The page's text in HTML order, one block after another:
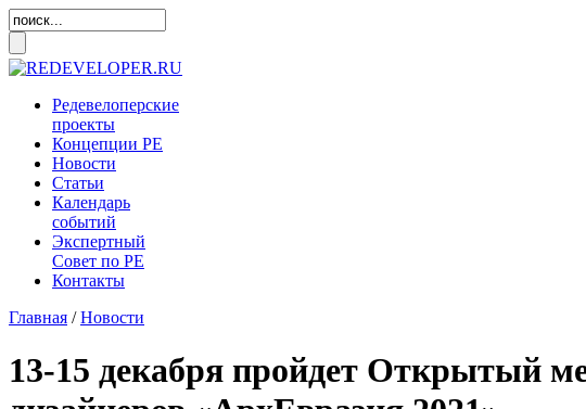
Редевелоперские
проекты
Концепции РЕ
Новости
Статьи
Календарь
событий
Экспертный
Совет по РЕ
Контакты
Главная /Новости
13-15 декабря пройдет Открытый